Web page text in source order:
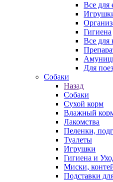
Все для
Гигиена
Все для
Для
Собаки
Назад
Собаки
Сухой корм
Влажный
Лакомства
Пеленки,
Туалеты
Игрушки
Гигиена и
Миски,
Подставки